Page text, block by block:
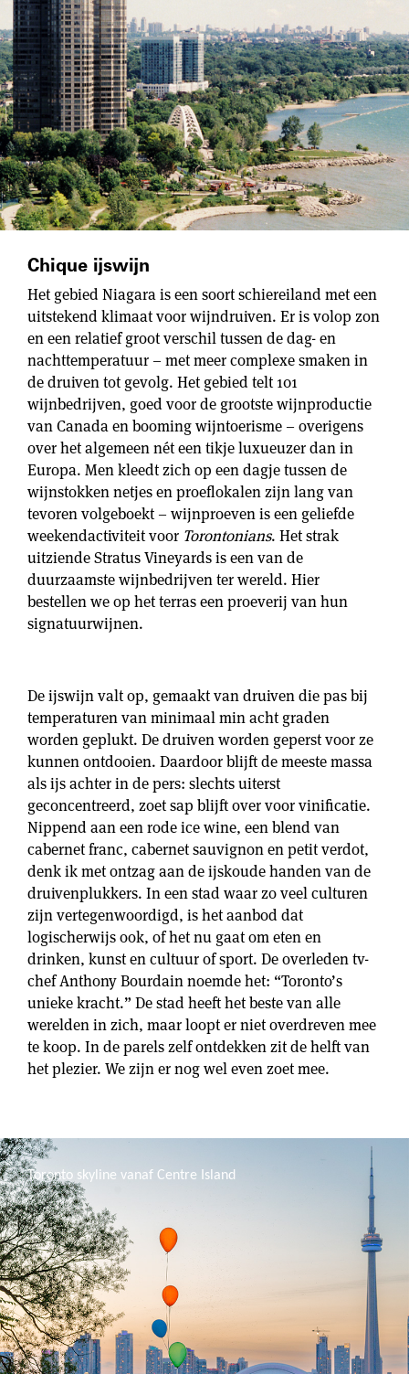
Chique ijswijn
Het gebied Niagara is een soort schiereiland met een
uitstekend klimaat voor wijndruiven. Er is volop zon
en een relatief groot verschil tussen de dag- en
nachttemperatuur – met meer complexe smaken in
de druiven tot gevolg. Het gebied telt 101
wijnbedrijven, goed voor de grootste wijnproductie
van Canada en booming wijntoerisme – overigens
over het algemeen nét een tikje luxueuzer dan in
Europa. Men kleedt zich op een dagje tussen de
wijnstokken netjes en proeflokalen zijn lang van
tevoren volgeboekt – wijnproeven is een geliefde
weekendactiviteit voor Torontonians. Het strak
uitziende Stratus Vineyards is een van de
duurzaamste wijnbedrijven ter wereld. Hier
bestellen we op het terras een proeverij van hun
signatuurwijnen.
De ijswijn valt op, gemaakt van druiven die pas bij
temperaturen van minimaal min acht graden
worden geplukt. De druiven worden geperst voor ze
kunnen ontdooien. Daardoor blijft de meeste massa
als ijs achter in de pers: slechts uiterst
geconcentreerd, zoet sap blijft over voor vinificatie.
Nippend aan een rode ice wine, een blend van
cabernet franc, cabernet sauvignon en petit verdot,
denk ik met ontzag aan de ijskoude handen van de
druivenplukkers. In een stad waar zo veel culturen
zijn vertegenwoordigd, is het aanbod dat
logischerwijs ook, of het nu gaat om eten en
drinken, kunst en cultuur of sport. De overleden tv-
chef Anthony Bourdain noemde het: “Toronto’s
unieke kracht.” De stad heeft het beste van alle
werelden in zich, maar loopt er niet overdreven mee
te koop. In de parels zelf ontdekken zit de helft van
het plezier. We zijn er nog wel even zoet mee.
Toronto skyline vanaf Centre Island